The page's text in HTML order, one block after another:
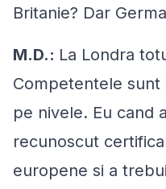
Britanie? Dar
M.D.: La Londra
Competentele
pe nivele. Eu cand
recunoscut
europene si a